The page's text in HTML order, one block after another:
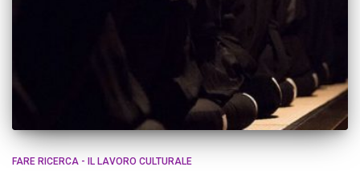
FARE RICERCA - IL LAVORO CULTURALE